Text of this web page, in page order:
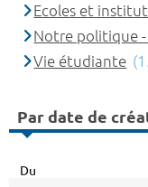
Ecoles et
Notre politique
Vie étudiante
Par date de
Du